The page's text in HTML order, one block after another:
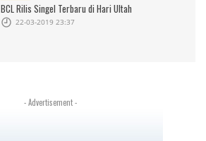
BCL Rilis Singel Terbaru di Hari Ultah
22-03-2019 23:37
- Advertisement -